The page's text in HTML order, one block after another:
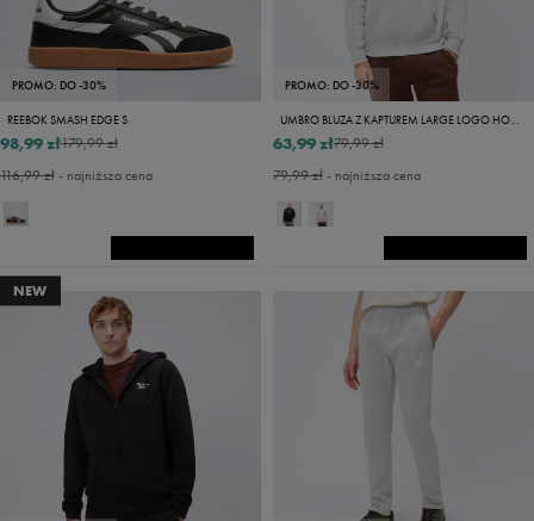
PROMO: DO -30%
REEBOK SMASH EDGE S
179,99 zł
98,99 zł
116,99 zł- najniższa cena
PROMO: DO -30%
UMBRO BLUZA Z KAPTUREM LARGE LOGO HOODIE
79,99 zł
63,99 zł
79,99 zł- najniższa cena
NEW